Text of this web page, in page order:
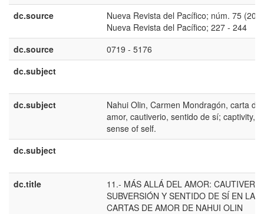
dc.source
Nueva Revista del Pacífico; núm. 75
Nueva Revista del Pacífico; 227 - 244
dc.source
0719 - 5176
dc.subject
dc.subject
Nahui Olin, Carmen Mondragón, carta de
amor, cautiverio, sentido de sí; captivity,
sense of self.
dc.subject
dc.title
11.- MÁS ALLÁ DEL AMOR:
SUBVERSIÓN Y SENTIDO DE SÍ EN LAS
CARTAS DE AMOR DE NAHUI OLIN